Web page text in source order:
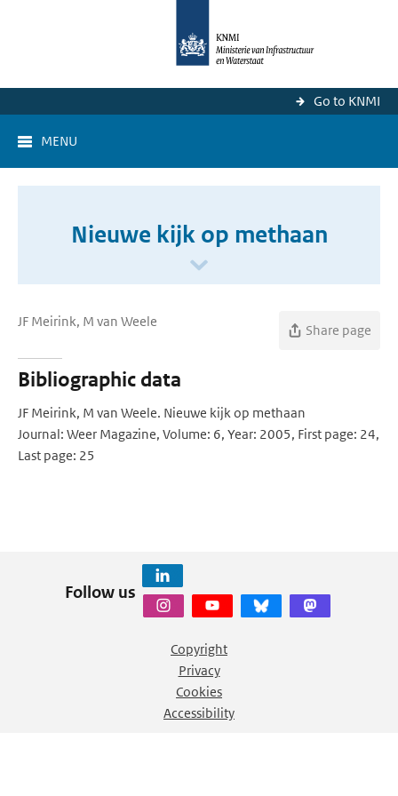
Go to KNMI
MENU
Nieuwe kijk op methaan
JF Meirink, M van Weele
Share page
Bibliographic data
JF Meirink, M van Weele. Nieuwe kijk op methaan
Journal: Weer Magazine, Volume: 6, Year: 2005, First page: 24,
Last page: 25
Follow us
Copyright
Privacy
Cookies
Accessibility